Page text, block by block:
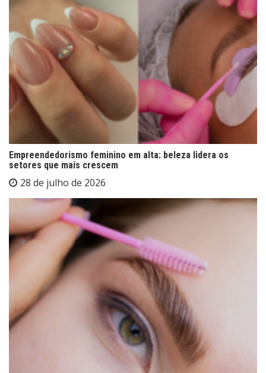
Empreendedorismo feminino em alta: beleza lidera os
setores que mais crescem
28 de julho de 2026